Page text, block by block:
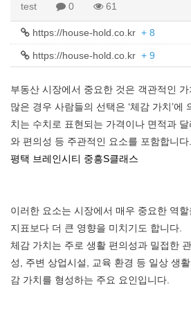
test 0 61
https://house-hold.co.kr + 8
https://house-hold.co.kr + 9
부동산 시장에서 중요한 것은 객관적인
많은 경우 사람들의 선택은 ‘체감 가치’에
치는 수치로 표현되는 가격이나 면적과
와 편의성 등 주관적인 요소를 포함합니다.
평택 브레인시티 중흥S클래스
이러한 요소는 시장에서 매우 중요한 역
지표보다 더 큰 영향을 미치기도 합니다.
체감 가치는 주로 생활 편의성과 밀접한
성, 주변 상업시설, 교육 환경 등 일상 생
감 가치를 형성하는 주요 요인입니다.